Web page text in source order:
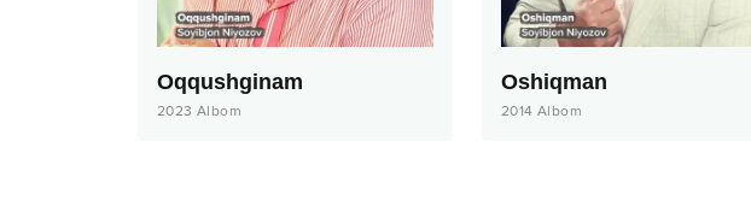
Oqqushginam
2023 Albom
Oshiqman
2014 Albom